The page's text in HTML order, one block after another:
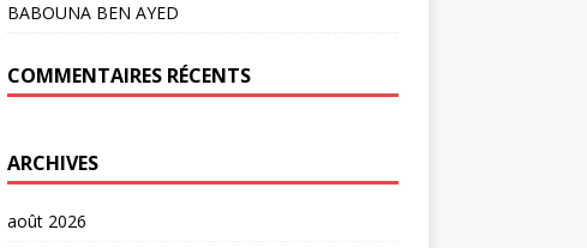
BABOUNA BEN AYED
COMMENTAIRES RÉCENTS
ARCHIVES
août 2026